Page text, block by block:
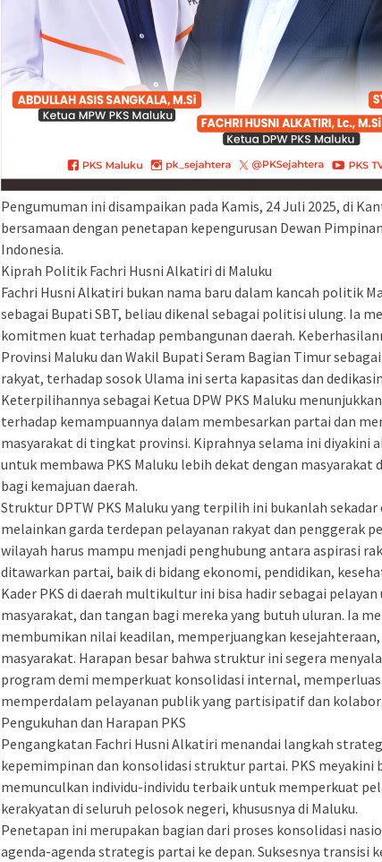
Pengumuman ini disampaikan pada Kamis, 24 Juli 2025, di
bersamaan dengan penetapan kepengurusan Dewan
Indonesia.
Kiprah Politik Fachri Husni Alkatiri di Maluku
Fachri Husni Alkatiri bukan nama baru dalam kancah politik
sebagai Bupati SBT, beliau dikenal sebagai politisi ulung. Ia
komitmen kuat terhadap pembangunan daerah.
Provinsi Maluku dan Wakil Bupati Seram Bagian Timur
rakyat, terhadap sosok Ulama ini serta kapasitas dan
Keterpilihannya sebagai Ketua DPW PKS Maluku
terhadap kemampuannya dalam membesarkan partai dan
masyarakat di tingkat provinsi. Kiprahnya selama ini diyakini
untuk membawa PKS Maluku lebih dekat dengan
bagi kemajuan daerah.
Struktur DPTW PKS Maluku yang terpilih ini bukanlah
melainkan garda terdepan pelayanan rakyat dan penggerak
wilayah harus mampu menjadi penghubung antara aspirasi
ditawarkan partai, baik di bidang ekonomi, pendidikan,
Kader PKS di daerah multikultur ini bisa hadir sebagai
masyarakat, dan tangan bagi mereka yang butuh uluran. Ia
membumikan nilai keadilan, memperjuangkan
masyarakat. Harapan besar bahwa struktur ini segera
program demi memperkuat konsolidasi internal, memperluas
memperdalam pelayanan publik yang partisipatif dan
Pengukuhan dan Harapan PKS
Pengangkatan Fachri Husni Alkatiri menandai langkah
kepemimpinan dan konsolidasi struktur partai. PKS meyakini
memunculkan individu-individu terbaik untuk memperkuat
kerakyatan di seluruh pelosok negeri, khususnya di Maluku.
Penetapan ini merupakan bagian dari proses konsolidasi
agenda-agenda strategis partai ke depan. Suksesnya transisi